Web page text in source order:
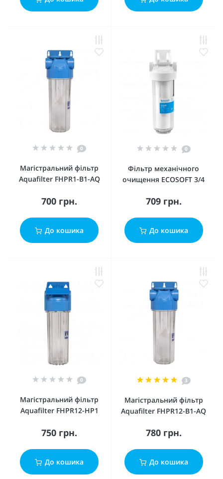
0
Магістральний фільтр
Aquafilter FHPR1-B1-AQ
700 грн.
До кошика
0
Фільтр механічного
очищення ECOSOFT 3/4
709 грн.
До кошика
0
Магістральний фільтр
Aquafilter FHPR12-HP1
750 грн.
До кошика
3
Магістральний фільтр
Aquafilter FHPR12-B1-AQ
780 грн.
До кошика